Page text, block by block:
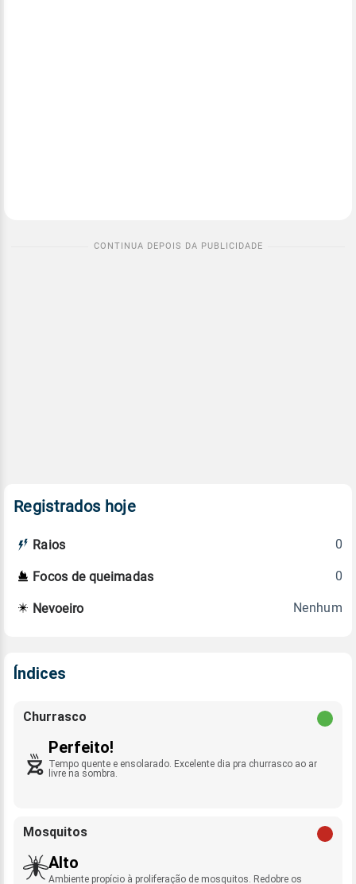
Registrados hoje
Raios 0
Focos de queimadas 0
Nevoeiro Nenhum
Índices
Churrasco
Perfeito!
Tempo quente e ensolarado. Excelente dia pra churrasco ao ar
livre na sombra.
Mosquitos
Alto
Ambiente propício à proliferação de mosquitos. Redobre os